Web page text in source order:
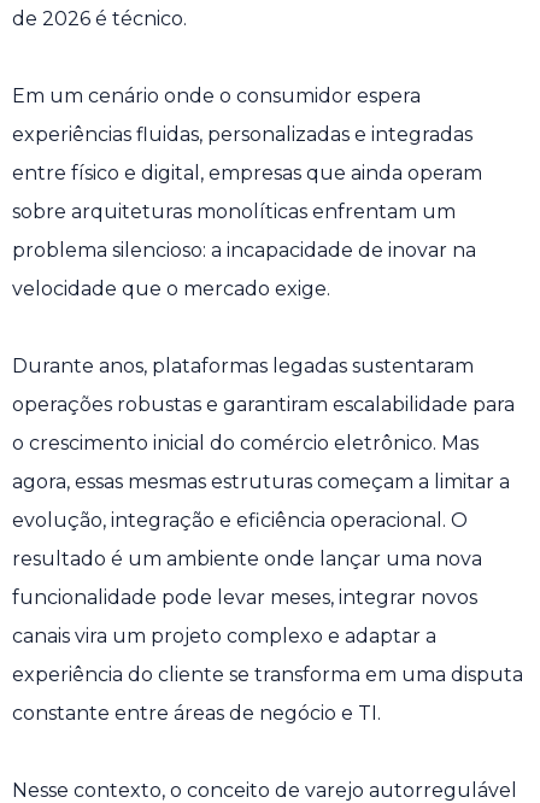
de 2026 é técnico.
Em um cenário onde o consumidor espera
experiências fluidas, personalizadas e integradas
entre físico e digital, empresas que ainda operam
sobre arquiteturas monolíticas enfrentam um
problema silencioso: a incapacidade de inovar na
velocidade que o mercado exige.
Durante anos, plataformas legadas sustentaram
operações robustas e garantiram escalabilidade para
o crescimento inicial do comércio eletrônico. Mas
agora, essas mesmas estruturas começam a limitar a
evolução, integração e eficiência operacional. O
resultado é um ambiente onde lançar uma nova
funcionalidade pode levar meses, integrar novos
canais vira um projeto complexo e adaptar a
experiência do cliente se transforma em uma disputa
constante entre áreas de negócio e TI.
Nesse contexto, o conceito de varejo autorregulável